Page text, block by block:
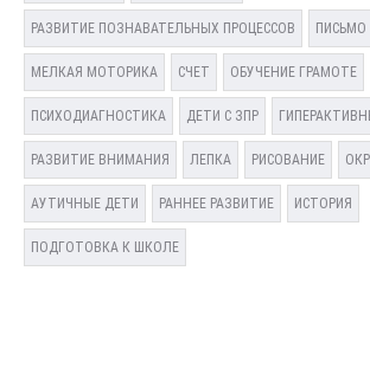
РАЗВИТИЕ ПОЗНАВАТЕЛЬНЫХ ПРОЦЕССОВ ПИСЬМО
МЕЛКАЯ МОТОРИКА СЧЕТ ОБУЧЕНИЕ ГРАМОТЕ
ПСИХОДИАГНОСТИКА ДЕТИ С ЗПР
РАЗВИТИЕ ВНИМАНИЯ ЛЕПКА РИСОВАНИЕ
АУТИЧНЫЕ ДЕТИ РАННЕЕ РАЗВИТИЕ ИСТОРИЯ
ПОДГОТОВКА К ШКОЛЕ